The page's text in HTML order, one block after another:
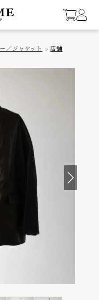
／ジャケット > 店舗